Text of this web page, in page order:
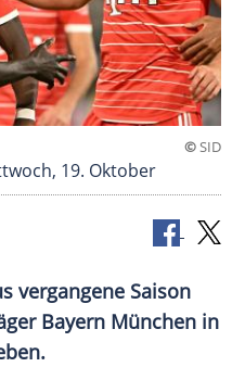
©SID
19. Oktober
vergangene Saison
Bayern München in